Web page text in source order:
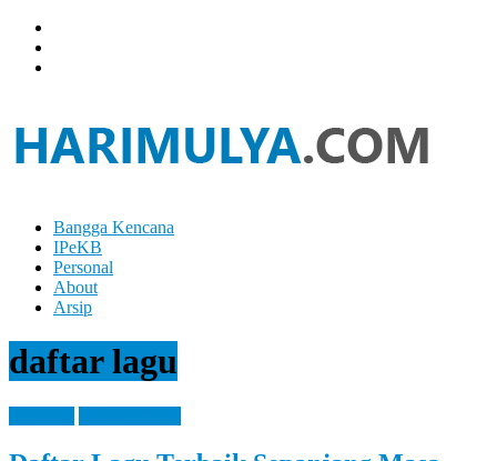
Skip
content
Hari
Mulya
Brain
Can
Analyze
Bangga Kencana
IPeKB
Personal
About
Arsip
daftar lagu